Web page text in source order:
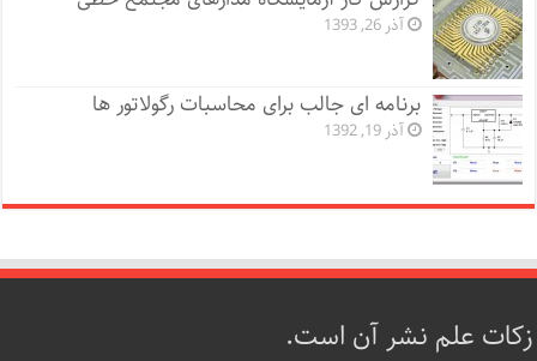
آذر 26, 1393
برنامه ای جالب برای محاسبات رگولاتور ها
آذر 19, 1392
زکات علم نشر آن است.